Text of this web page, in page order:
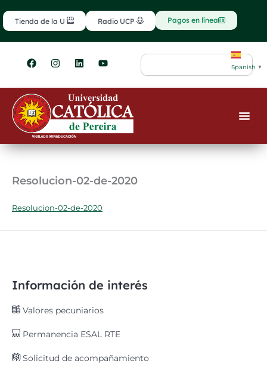
al
contenido
Tienda de la U Radio UCP Pagos en línea
F
a
e
b
o
o
k
I
n
t
g
r
m
L
i
k
e
d
i
n
Y
o
t
u
b
e
Search
Spanish ▼
Resolucion-02-de-2020
Resolucion-02-de-2020
Información de interés
Valores pecuniarios
Permanencia ESAL RTE
Solicitud de acompañamiento